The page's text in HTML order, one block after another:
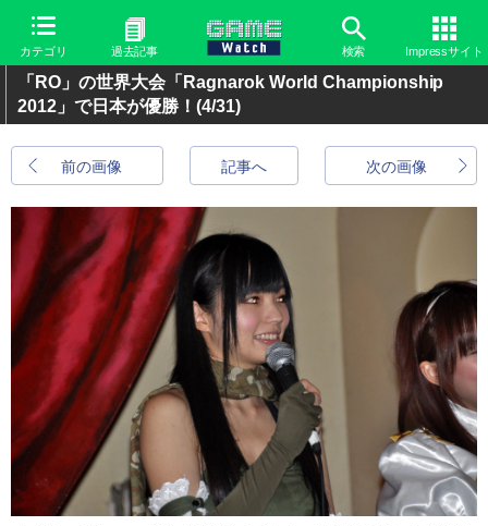
カテゴリ 過去記事 検索 Impressサイト
「RO」の世界大会「Ragnarok World Championship
2012」で日本が優勝！ (4/31)
前の画像 次の画像
記事へ